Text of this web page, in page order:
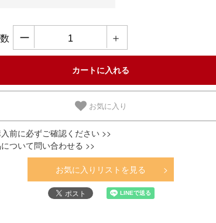
ー ＋
お気に入り
前に必ずご確認ください >>
ついて問い合わせる >>
お気に入りリストを見る